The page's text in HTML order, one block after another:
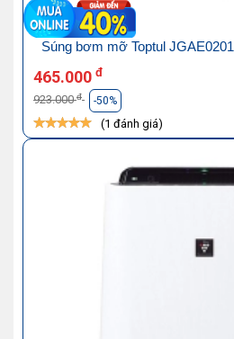
Súng bơm mỡ Toptul JGAE0201
465.000 đ
923.000đ -50%
(1 đánh giá)